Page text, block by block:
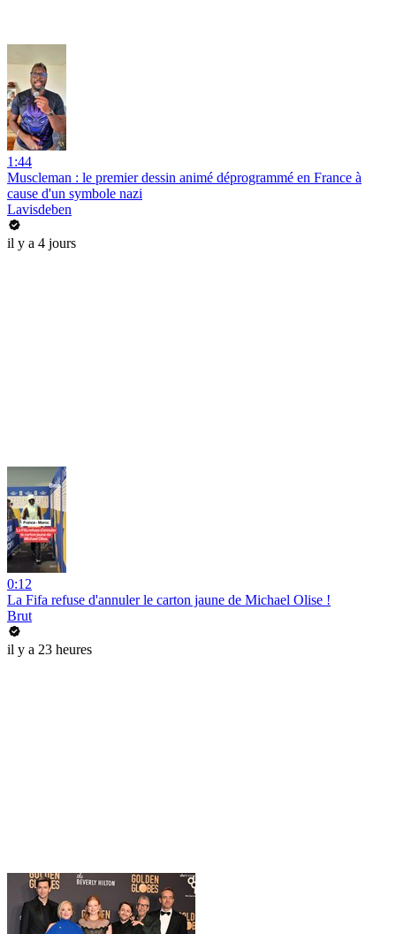
1:44
Muscleman : le premier dessin animé déprogrammé en France à
cause d'un symbole nazi
Lavisdeben
il y a 4 jours
0:12
La Fifa refuse d'annuler le carton jaune de Michael Olise !
Brut
il y a 23 heures